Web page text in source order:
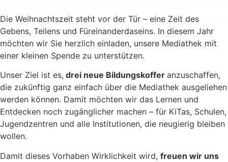
Die Weihnachtszeit steht vor der Tür – eine Zeit des
Gebens, Teilens und Füreinanderdaseins. In diesem Jahr
möchten wir Sie herzlich einladen, unsere Mediathek mit
einer kleinen Spende zu unterstützen.
Unser Ziel ist es, drei neue Bildungskoffer anzuschaffen,
die zukünftig ganz einfach über die Mediathek ausgeliehen
werden können. Damit möchten wir das Lernen und
Entdecken noch zugänglicher machen – für KiTas, Schulen,
Jugendzentren und alle Institutionen, die neugierig bleiben
wollen.
Damit dieses Vorhaben Wirklichkeit wird, freuen wir uns